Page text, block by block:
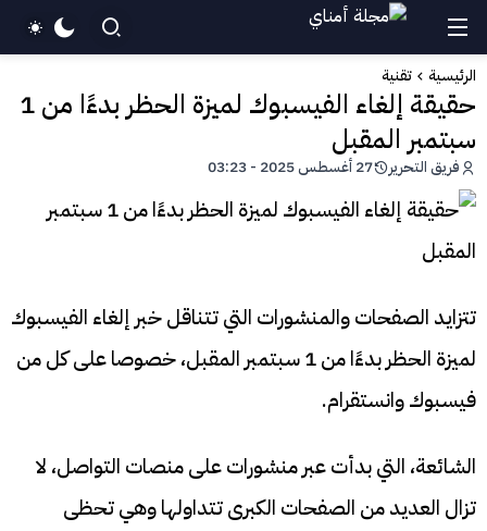
الرئيسية تقنية
حقيقة إلغاء الفيسبوك لميزة الحظر بدءًا من 1
سبتمبر المقبل
فريق التحرير 27 أغسطس 2025 - 03:23
تتزايد الصفحات والمنشورات التي تتناقل خبر إلغاء الفيسبوك
لميزة الحظر بدءًا من 1 سبتمبر المقبل، خصوصا على كل من
فيسبوك وانستقرام.
الشائعة، التي بدأت عبر منشورات على منصات التواصل، لا
تزال العديد من الصفحات الكبرى تتداولها وهي تحظى